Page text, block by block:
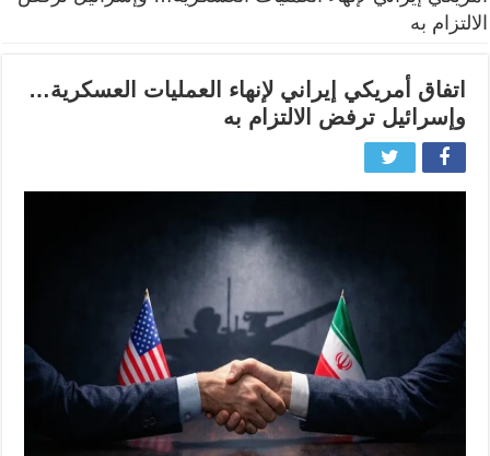
الالتزام به
اتفاق أمريكي إيراني لإنهاء العمليات العسكرية…
وإسرائيل ترفض الالتزام به